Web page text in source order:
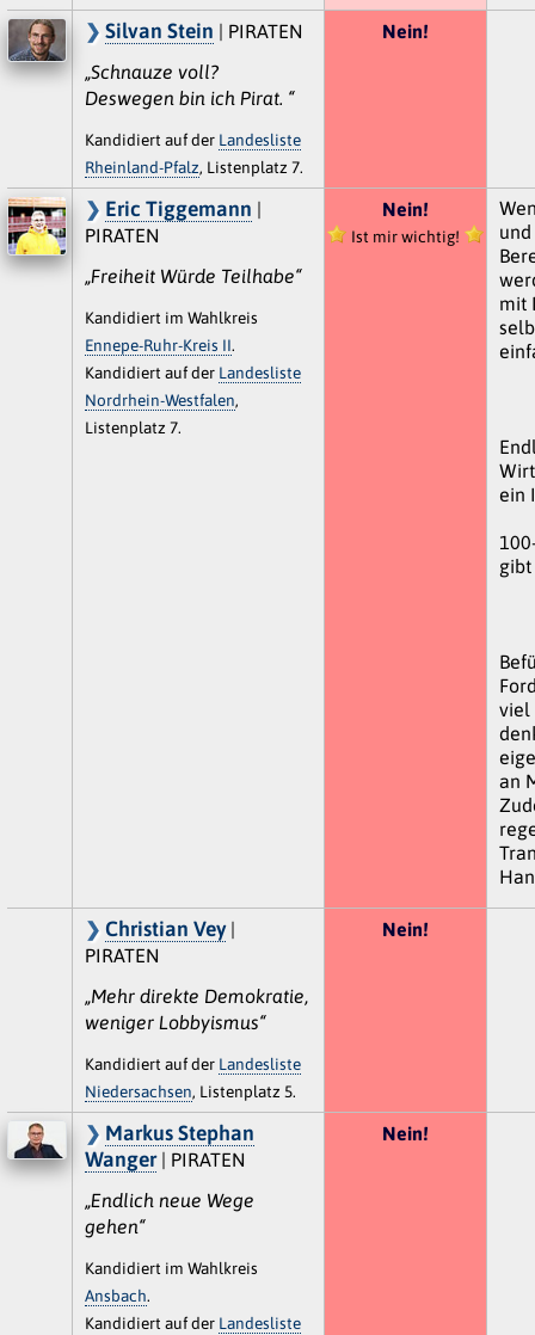
Silvan Stein | PIRATEN
„Schnauze voll?
Deswegen bin ich Pirat. “
Kandidiert auf der Landesliste
Rheinland-Pfalz, Listenplatz 7.
Nein!
Eric Tiggemann |
PIRATEN
„Freiheit Würde Teilhabe“
Kandidiert im Wahlkreis
Ennepe-Ruhr-Kreis II.
Kandidiert auf der Landesliste
Nordrhein-Westfalen,
Listenplatz 7.
Nein!
Ist mir wichtig!
mit
ein
gibt
viel
an
Christian Vey|
PIRATEN
„Mehr direkte Demokratie,
weniger Lobbyismus“
Kandidiert auf der Landesliste
Niedersachsen, Listenplatz 5.
Nein!
Markus Stephan
Wanger| PIRATEN
„Endlich neue Wege
gehen“
Kandidiert im Wahlkreis
Ansbach.
Kandidiert auf der Landesliste
Nein!